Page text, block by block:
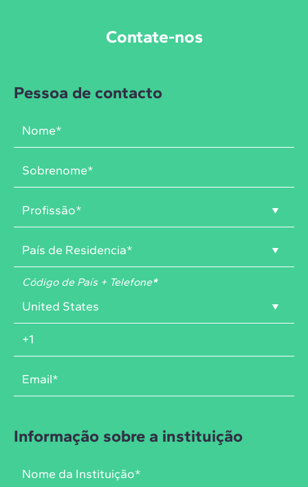
Contate-nos
Pessoa de contacto
Código de País + Telefone*
Informação sobre a instituição